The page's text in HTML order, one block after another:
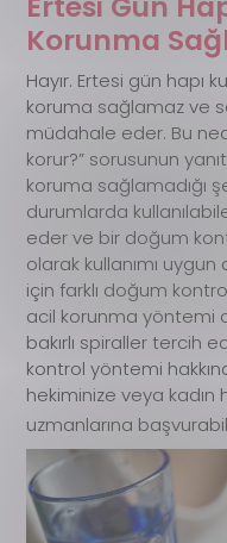
Korunma
Hayır. Ertesi gün hapı
koruma sağlamaz ve
müdahale eder. Bu
korur?” sorusunun
koruma sağlamadığı
durumlarda
eder ve bir doğum
olarak kullanımı
için farklı doğum
acil korunma yöntemi
bakırlı spiraller tercih
kontrol yöntemi
hekiminize veya kadın
uzmanlarına